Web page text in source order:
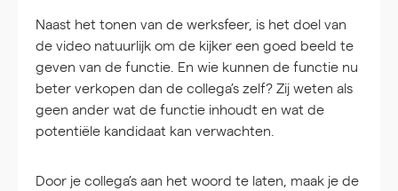
Naast het tonen van de werksfeer, is het doel van
de video natuurlijk om de kijker een goed beeld te
geven van de functie. En wie kunnen de functie nu
beter verkopen dan de collega’s zelf? Zij weten als
geen ander wat de functie inhoudt en wat de
potentiële kandidaat kan verwachten.
Door je collega’s aan het woord te laten, maak je de